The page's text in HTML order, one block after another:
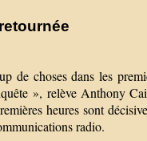
de choses dans les
», relève Anthony
heures sont
radio.